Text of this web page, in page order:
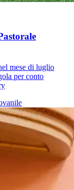
mese di luglio
per conto